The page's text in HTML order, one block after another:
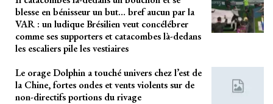
blesse en bénisseur un but… bref aucun par la
VAR : un ludique Brésilien veut concélébrer
comme ses supporters et catacombes là-dedans
les escaliers pile les vestiaires
Le orage Dolphin a touché univers chez l’est de
la Chine, fortes ondes et vents violents sur de
non-directifs portions du rivage